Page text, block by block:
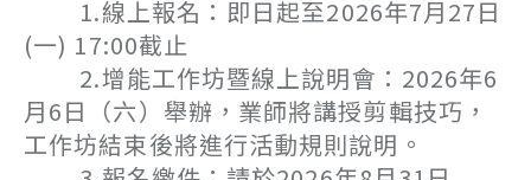
1.線上報名：即日起至2026年7月27日
(一) 17:00截止
2.增能工作坊暨線上說明會：2026年6
月6日（六）舉辦，業師將講授剪輯技巧，
工作坊結束後將進行活動規則說明。